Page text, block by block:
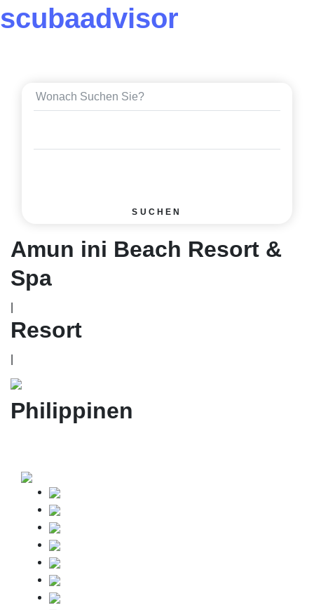
scubaadvisor
SUCHEN
Amun ini Beach Resort &
Spa
Resort
Philippinen